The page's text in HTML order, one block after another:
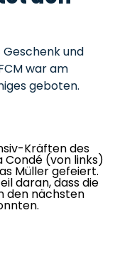
Geschenk und
war am
geboten.